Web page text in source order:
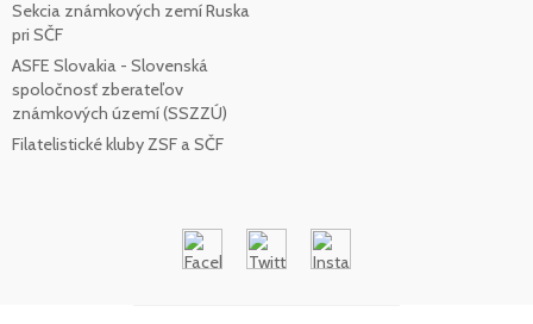
Sekcia známkových zemí Ruska
pri SČF
ASFE Slovakia - Slovenská
spoločnosť zberateľov
známkových území (SSZZÚ)
Filatelistické kluby ZSF a SČF